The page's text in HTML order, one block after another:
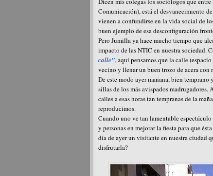
Comunicación), está el desvanecimiento
vienen a confundirse en la vida social de
buen ejemplo de esa desconfiguración
Pero Jumilla ya hace mucho tiempo que
impacto de las NTIC en nuestra sociedad.
calle", aquí pensamos que la calle
vecino y llenar un buen trozo de acera con
De este modo ayer mañana, bien
sillas de los más avispados madrugadores.
calles a esas horas tan tempranas de la
reproducimos.
Cuando uno ve tan lamentable
y personas en mejorar la fiesta para que
día de ayer un visitante en nuestra ciudad
disfrutarla?